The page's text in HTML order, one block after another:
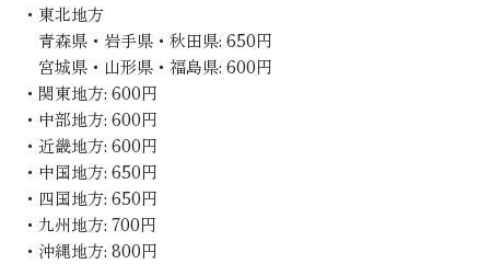
・東北地方
青森県・岩手県・秋田県: 650円
宮城県・山形県・福島県: 600円
・関東地方: 600円
・中部地方: 600円
・近畿地方: 600円
・中国地方: 650円
・四国地方: 650円
・九州地方: 700円
・沖縄地方: 800円